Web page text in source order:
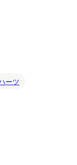
ーツ